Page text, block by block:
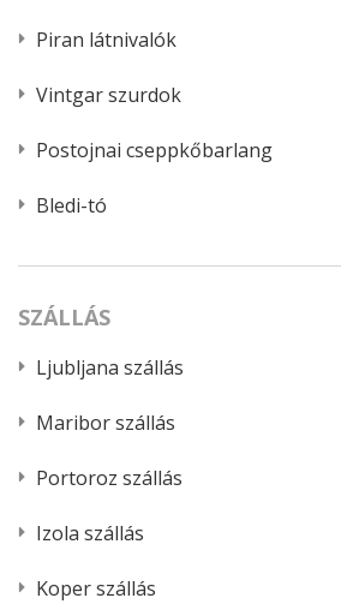
Piran látnivalók
Vintgar szurdok
Postojnai cseppkőbarlang
Bledi-tó
SZÁLLÁS
Ljubljana szállás
Maribor szállás
Portoroz szállás
Izola szállás
Koper szállás